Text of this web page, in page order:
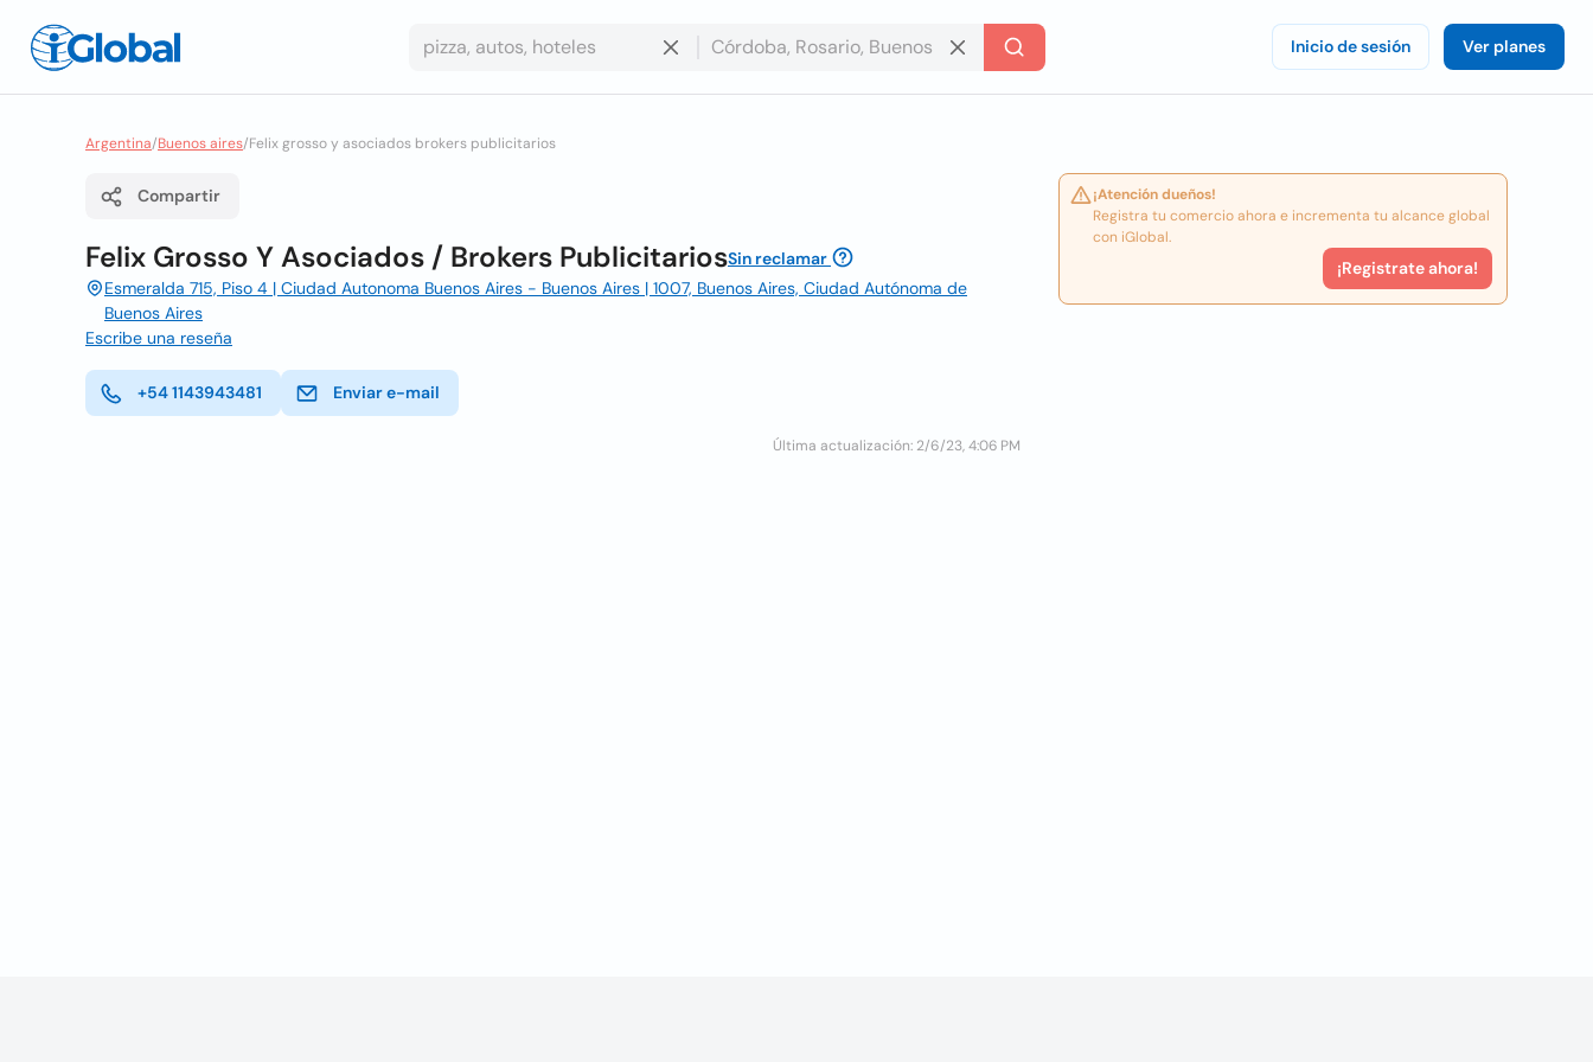
Inicio de sesión Ver planes
Argentina/Buenos aires/Felix grosso y asociados brokers publicitarios
Compartir
Felix Grosso Y Asociados / Brokers PublicitariosSin reclamar
Esmeralda 715, Piso 4 | Ciudad Autonoma Buenos Aires - Buenos Aires | 1007, Buenos Aires, Ciudad Autónoma de
Buenos Aires
Escribe una reseña
+54 1143943481 Enviar e-mail
Última actualización: 2/6/23, 4:06 PM
¡Atención dueños!
Registra tu comercio ahora e incrementa tu alcance global
con iGlobal.
¡Registrate ahora!